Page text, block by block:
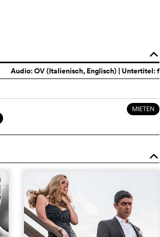
o
Audio:OV (Italienisch, Englisch) | Untertitel: f
MIETEN
o